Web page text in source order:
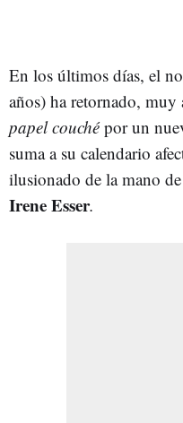
En los últimos días, el
años) ha retornado, muy
papel couchépor un
suma a su calendario
ilusionado de la mano
Irene Esser.